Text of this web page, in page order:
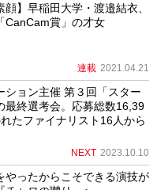
顔】早稲田大学・渡邉結衣、
CanCam賞」の才女
連載 2021.04.21
ション主催 第３回「スター
終選考会。応募総数16,39
たファイナリスト16人から
NEXT 2023.10.10
やったからこそできる演技が